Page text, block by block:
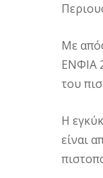
Με
ΕΝΦΙΑ
του
Η
είναι